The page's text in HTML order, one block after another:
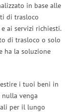
in base alle
di trasloco
ai servizi richiesti.
di trasloco o solo
ha la soluzione
i tuoi beni in
nulla venga
per il lungo